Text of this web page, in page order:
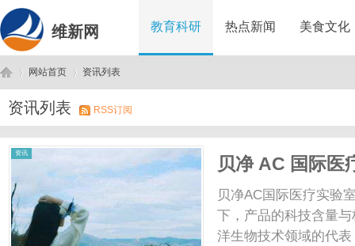
维新网 教育科研 热点新闻 美食文化
维 ›
网站首页
›
资讯列表
资讯列表 RSS订阅
资讯
贝净 AC 国际医
贝净AC国际医疗实验
下，产品的科技含量
洋生物技术领域的代